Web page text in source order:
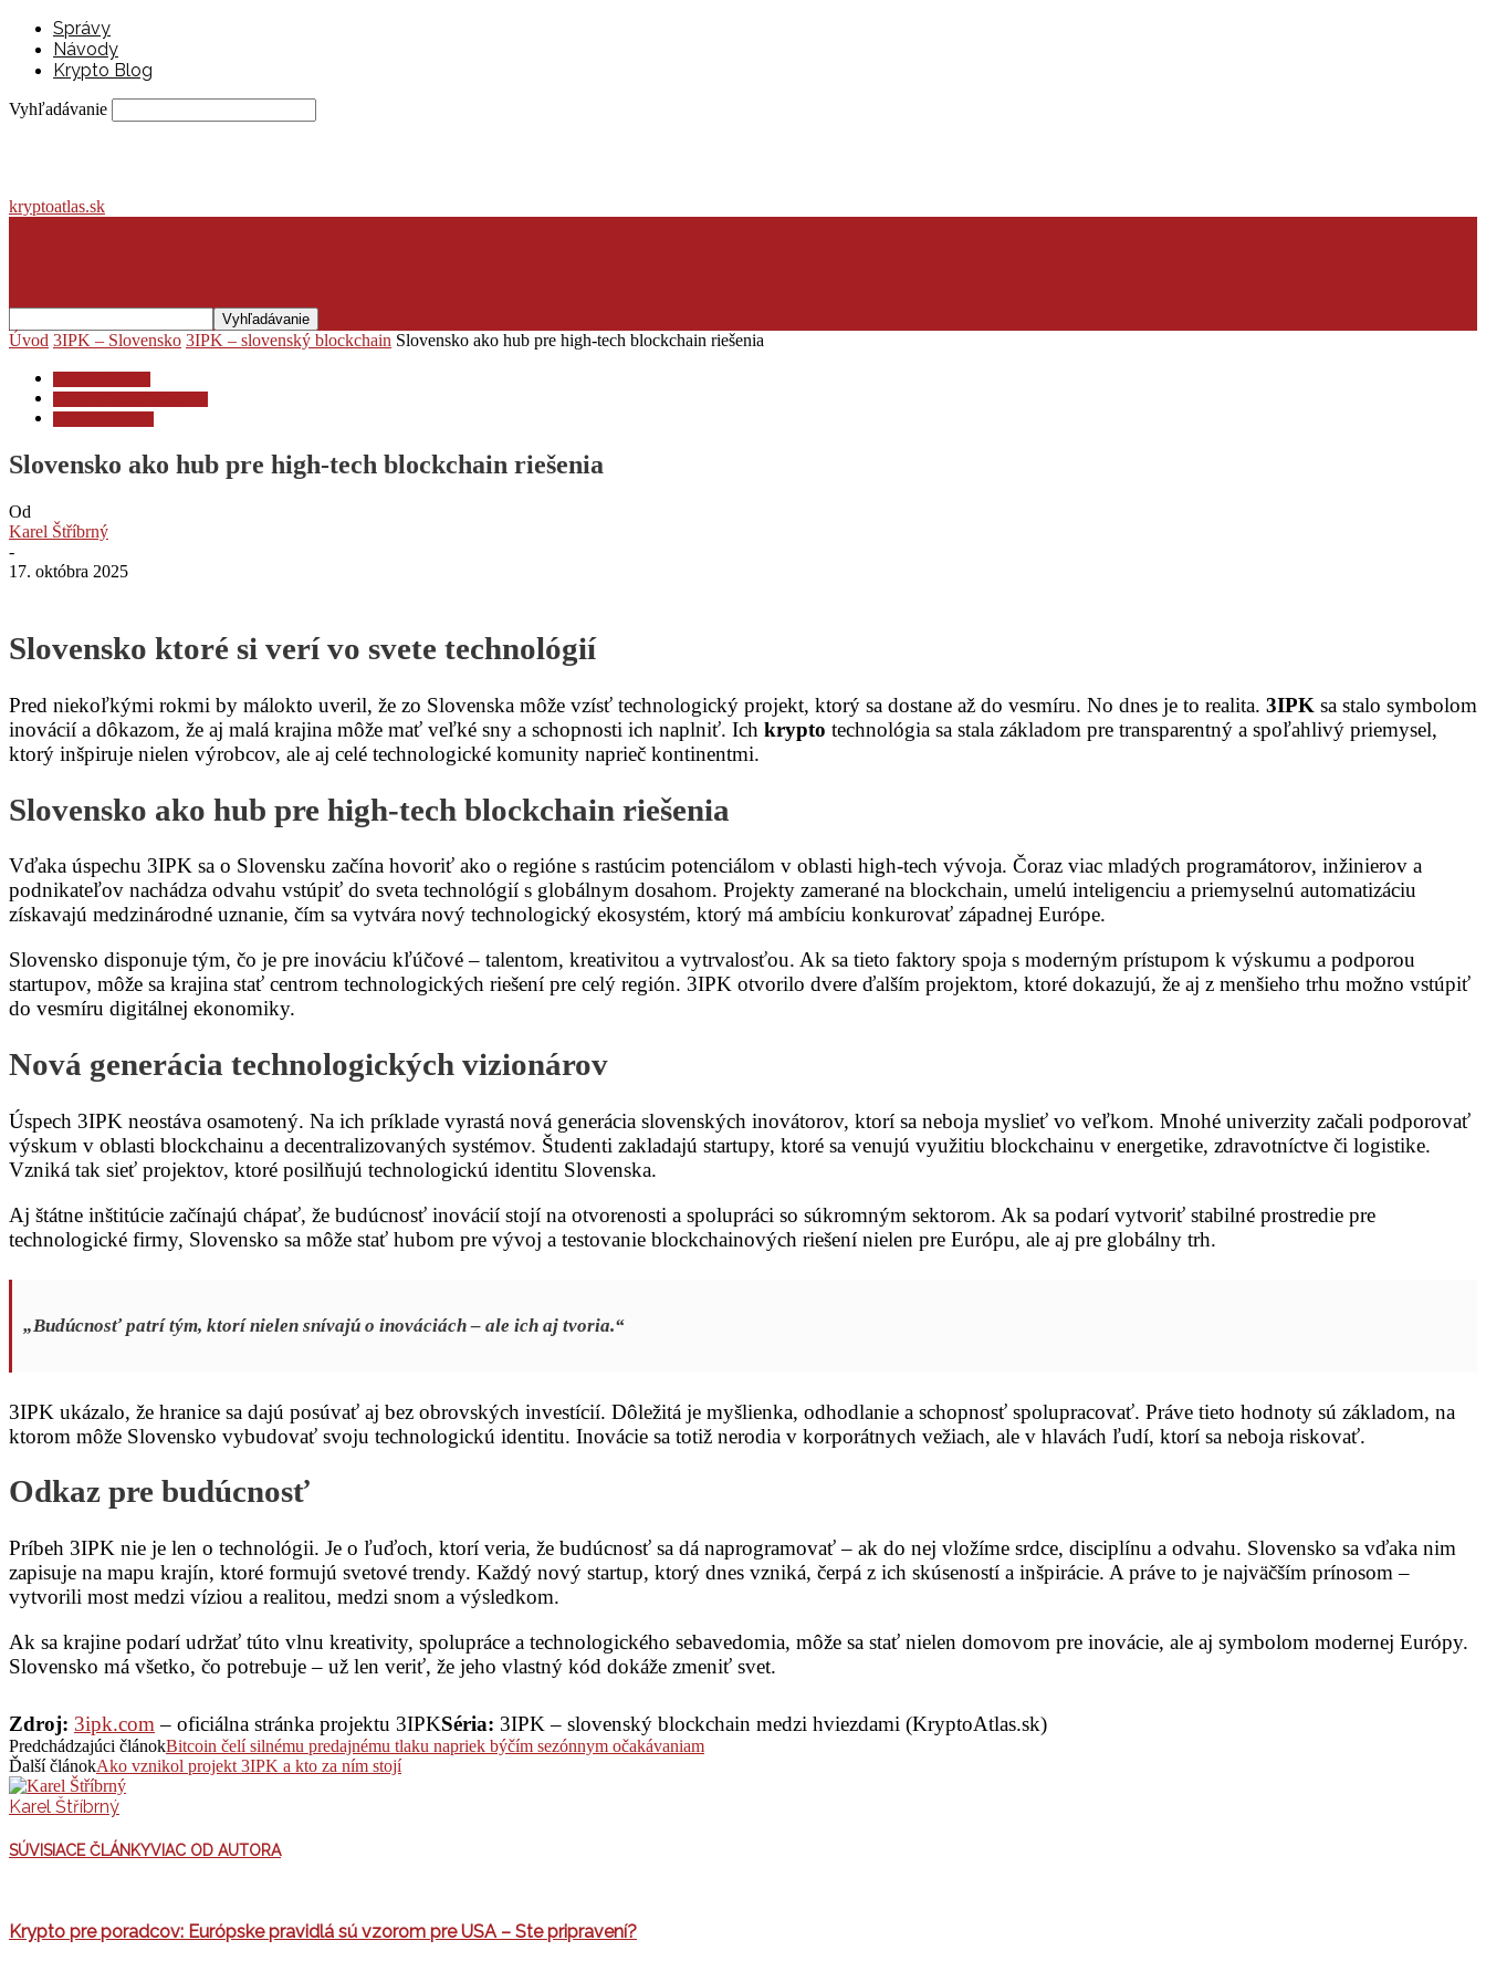
Správy
Návody
Krypto Blog
Vyhľadávanie
kryptoatlas.sk
Úvod 3IPK – Slovensko 3IPK – slovenský blockchain Slovensko ako hub pre high-tech blockchain riešenia
Slovensko ako hub pre high-tech blockchain riešenia
Od
Karel Štříbrný
-
17. októbra 2025
Slovensko ktoré si verí vo svete technológií
Pred niekoľkými rokmi by málokto uveril, že zo Slovenska môže vzísť technologický projekt, ktorý sa dostane až do vesmíru. No dnes je to realita. 3IPK sa stalo symbolom
inovácií a dôkazom, že aj malá krajina môže mať veľké sny a schopnosti ich naplniť. Ich krypto technológia sa stala základom pre transparentný a spoľahlivý priemysel,
ktorý inšpiruje nielen výrobcov, ale aj celé technologické komunity naprieč kontinentmi.
Slovensko ako hub pre high-tech blockchain riešenia
Vďaka úspechu 3IPK sa o Slovensku začína hovoriť ako o regióne s rastúcim potenciálom v oblasti high-tech vývoja. Čoraz viac mladých programátorov, inžinierov a
podnikateľov nachádza odvahu vstúpiť do sveta technológií s globálnym dosahom. Projekty zamerané na blockchain, umelú inteligenciu a priemyselnú automatizáciu
získavajú medzinárodné uznanie, čím sa vytvára nový technologický ekosystém, ktorý má ambíciu konkurovať západnej Európe.
Slovensko disponuje tým, čo je pre inováciu kľúčové – talentom, kreativitou a vytrvalosťou. Ak sa tieto faktory spoja s moderným prístupom k výskumu a podporou
startupov, môže sa krajina stať centrom technologických riešení pre celý región. 3IPK otvorilo dvere ďalším projektom, ktoré dokazujú, že aj z menšieho trhu možno vstúpiť
do vesmíru digitálnej ekonomiky.
Nová generácia technologických vizionárov
Úspech 3IPK neostáva osamotený. Na ich príklade vyrastá nová generácia slovenských inovátorov, ktorí sa neboja myslieť vo veľkom. Mnohé univerzity začali podporovať
výskum v oblasti blockchainu a decentralizovaných systémov. Študenti zakladajú startupy, ktoré sa venujú využitiu blockchainu v energetike, zdravotníctve či logistike.
Vzniká tak sieť projektov, ktoré posilňujú technologickú identitu Slovenska.
Aj štátne inštitúcie začínajú chápať, že budúcnosť inovácií stojí na otvorenosti a spolupráci so súkromným sektorom. Ak sa podarí vytvoriť stabilné prostredie pre
technologické firmy, Slovensko sa môže stať hubom pre vývoj a testovanie blockchainových riešení nielen pre Európu, ale aj pre globálny trh.
„Budúcnosť patrí tým, ktorí nielen snívajú o inováciách – ale ich aj tvoria.“
3IPK ukázalo, že hranice sa dajú posúvať aj bez obrovských investícií. Dôležitá je myšlienka, odhodlanie a schopnosť spolupracovať. Práve tieto hodnoty sú základom, na
ktorom môže Slovensko vybudovať svoju technologickú identitu. Inovácie sa totiž nerodia v korporátnych vežiach, ale v hlavách ľudí, ktorí sa neboja riskovať.
Odkaz pre budúcnosť
Príbeh 3IPK nie je len o technológii. Je o ľuďoch, ktorí veria, že budúcnosť sa dá naprogramovať – ak do nej vložíme srdce, disciplínu a odvahu. Slovensko sa vďaka nim
zapisuje na mapu krajín, ktoré formujú svetové trendy. Každý nový startup, ktorý dnes vzniká, čerpá z ich skúseností a inšpirácie. A práve to je najväčším prínosom –
vytvorili most medzi víziou a realitou, medzi snom a výsledkom.
Ak sa krajine podarí udržať túto vlnu kreativity, spolupráce a technologického sebavedomia, môže sa stať nielen domovom pre inovácie, ale aj symbolom modernej Európy.
Slovensko má všetko, čo potrebuje – už len veriť, že jeho vlastný kód dokáže zmeniť svet.
Zdroj: 3ipk.com – oficiálna stránka projektu 3IPKSéria: 3IPK – slovenský blockchain medzi hviezdami (KryptoAtlas.sk)
Predchádzajúci článokBitcoin čelí silnému predajnému tlaku napriek býčím sezónnym očakávaniam
Ďalší článokAko vznikol projekt 3IPK a kto za ním stojí
Karel Štříbrný
SÚVISIACE ČLÁNKYVIAC OD AUTORA
Krypto pre poradcov: Európske pravidlá sú vzorom pre USA – Ste pripravení?